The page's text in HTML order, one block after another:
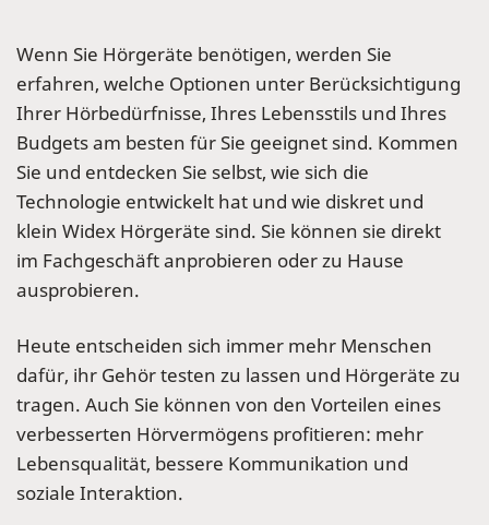
Wenn Sie Hörgeräte benötigen, werden Sie
erfahren, welche Optionen unter Berücksichtigung
Ihrer Hörbedürfnisse, Ihres Lebensstils und Ihres
Budgets am besten für Sie geeignet sind. Kommen
Sie und entdecken Sie selbst, wie sich die
Technologie entwickelt hat und wie diskret und
klein Widex Hörgeräte sind. Sie können sie direkt
im Fachgeschäft anprobieren oder zu Hause
ausprobieren.
Heute entscheiden sich immer mehr Menschen
dafür, ihr Gehör testen zu lassen und Hörgeräte zu
tragen. Auch Sie können von den Vorteilen eines
verbesserten Hörvermögens profitieren: mehr
Lebensqualität, bessere Kommunikation und
soziale Interaktion.